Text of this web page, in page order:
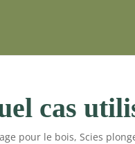
cas
pour le bois,Scies